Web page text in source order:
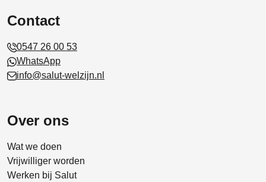
Contact
0547 26 00 53
WhatsApp
info@salut-welzijn.nl
Over ons
Wat we doen
Vrijwilliger worden
Werken bij Salut